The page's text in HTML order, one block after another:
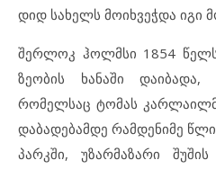
დიდ სახელს მოიხვეჭდა იგი
შერლოკ ჰოლმსი 1854
ზეობის ხანაში დაიბადა,
რომელსაც ტომას
დაბადებამდე რამდენიმე
პარკში, უზარმაზარი